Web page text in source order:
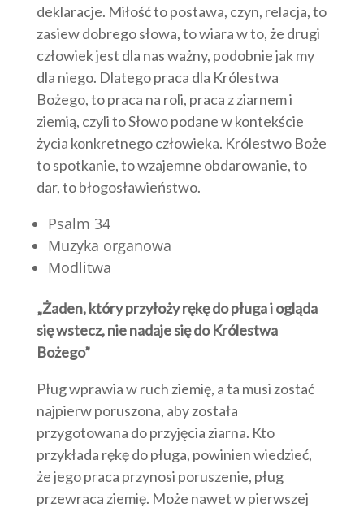
deklaracje. Miłość to postawa, czyn, relacja, to
zasiew dobrego słowa, to wiara w to, że drugi
człowiek jest dla nas ważny, podobnie jak my
dla niego. Dlatego praca dla Królestwa
Bożego, to praca na roli, praca z ziarnem i
ziemią, czyli to Słowo podane w kontekście
życia konkretnego człowieka. Królestwo Boże
to spotkanie, to wzajemne obdarowanie, to
dar, to błogosławieństwo.
Psalm 34
Muzyka organowa
Modlitwa
„Żaden, który przyłoży rękę do pługa i ogląda
się wstecz, nie nadaje się do Królestwa
Bożego”
Pług wprawia w ruch ziemię, a ta musi zostać
najpierw poruszona, aby została
przygotowana do przyjęcia ziarna. Kto
przykłada rękę do pługa, powinien wiedzieć,
że jego praca przynosi poruszenie, pług
przewraca ziemię. Może nawet w pierwszej